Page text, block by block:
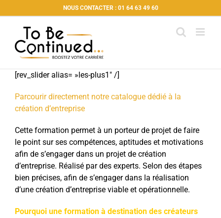
au
contenu
NOUS CONTACTER : 01 64 63 49 60
[rev_slider alias= »les-plus1″ /]
Parcourir directement notre catalogue dédié à la
création d’entreprise
Cette formation permet à un porteur de projet de faire
le point sur ses compétences, aptitudes et motivations
afin de s’engager dans un projet de création
d’entreprise. Réalisé par des experts. Selon des étapes
bien précises, afin de s’engager dans la réalisation
d’une création d’entreprise viable et opérationnelle.
Pourquoi une formation à destination des créateurs